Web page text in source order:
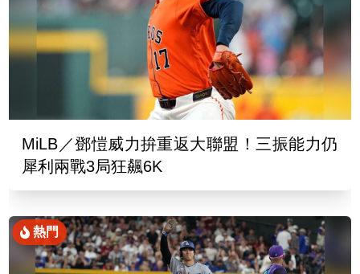
MiLB／鄧愷威力拚重返大聯盟！三振能力仍
犀利兩戰3局狂飆6K
熱門